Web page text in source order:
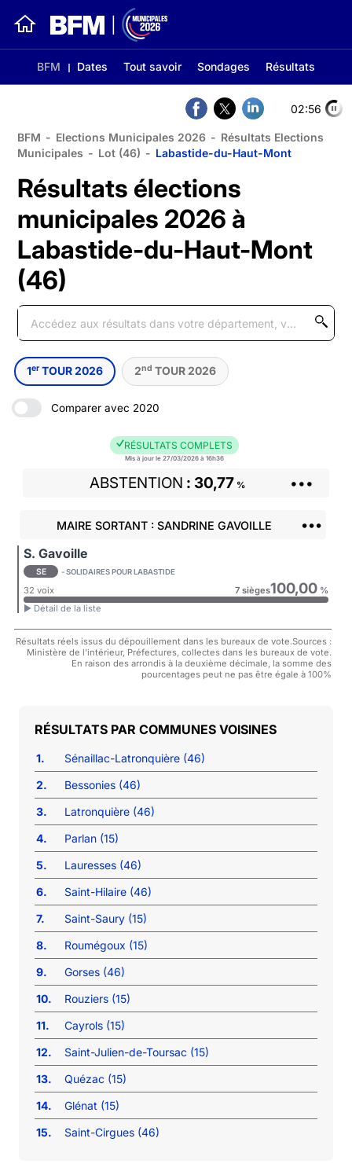
BFM Dates Tout savoir Sondages Résultats
02:56
BFM - Elections Municipales 2026 - Résultats Elections
Municipales - Lot (46) - Labastide-du-Haut-Mont
Résultats élections
municipales 2026 à
Labastide-du-Haut-Mont
(46)
1er TOUR 2026 2nd TOUR 2026
Comparer avec 2020
RÉSULTATS COMPLETS
Mis à jour le 27/03/2026 à 16h36
ABSTENTION 30,77 % •••
MAIRE SORTANT : SANDRINE GAVOILLE •••
S. Gavoille
SE - SOLIDAIRES POUR LABASTIDE
32 voix 7 sièges100,00%
► Détail de la liste
Résultats réels issus du dépouillement dans les bureaux de vote.Sources :
Ministère de l'intérieur, Préfectures, collectes dans les bureaux de vote.
En raison des arrondis à la deuxième décimale, la somme des
pourcentages peut ne pas être égale à 100%
COMMUNES VOISINES
1.
Sénaillac-Latronquière (46)
2.
Bessonies (46)
3.
Latronquière (46)
4.
Parlan (15)
5.
Lauresses (46)
6.
Saint-Hilaire (46)
7.
Saint-Saury (15)
8.
Roumégoux (15)
9.
Gorses (46)
10.
Rouziers (15)
11.
Cayrols (15)
12.
Saint-Julien-de-Toursac (15)
13.
Quézac (15)
14.
Glénat (15)
15.
Saint-Cirgues (46)